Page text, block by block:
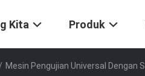
Kita Produk
/ Mesin Pengujian Universal Dengan